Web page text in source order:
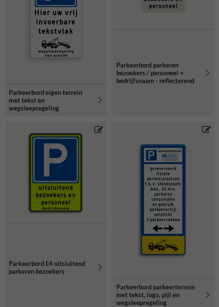
Parkeerbord eigen terrein
met tekst en
wegsleepregeling
Parkeerbord parkeren
bezoekers / personeel +
bedrijfsnaam - reflecterend
Parkeerbord E4 uitsluitend
parkeren bezoekers
Parkeerbord parkeerterrein
met tekst, logo, pijl en
wegsleepregeling